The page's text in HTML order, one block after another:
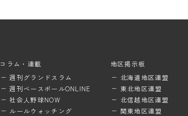
コラム・連載
週刊グランドスラム
週刊ベースボールONLINE
社会人野球NOW
ルールウォッチング
地区掲示板
北海道地区連盟
東北地区連盟
北信越地区連盟
関東地区連盟